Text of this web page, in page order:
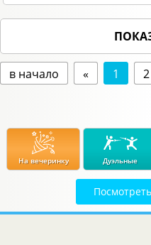
в начало « 1 2
Дуэльные
Стратегические
На вечеринку